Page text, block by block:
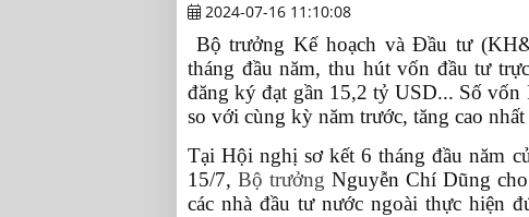
2024-07-16 11:10:08
Bộ trưởng Kế hoạch và Đầu tư
tháng đầu năm, thu hút vốn đầu tư
đăng ký đạt gần 15,2 tỷ USD... Số
so với cùng kỳ năm trước, tăng cao
Tại Hội nghị sơ kết 6 tháng đầu năm
15/7, Bộ trưởng Nguyễn Chí Dũng
các nhà đầu tư nước ngoài thực hiện